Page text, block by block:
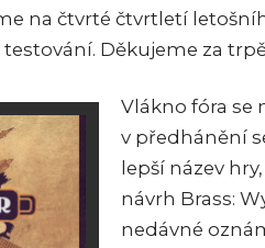
na čtvrté čtvrtletí
Děkujeme za
Vlákno fóra se
v předhánění
lepší název
návrh Brass:
nedávné